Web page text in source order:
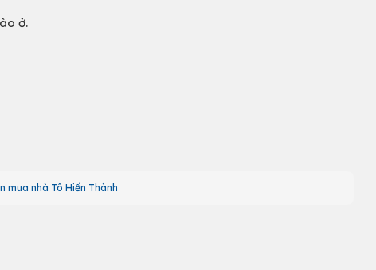
ở.
mua nhà Tô Hiến Thành